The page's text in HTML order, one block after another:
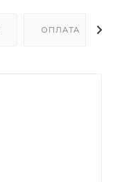
ОПЛАТА